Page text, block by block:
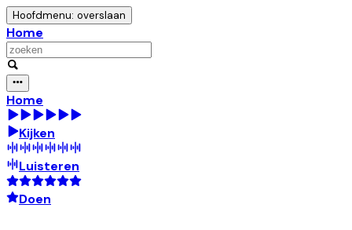
Hoofdmenu: overslaan
Home
Home
Kijken
Luisteren
Doen